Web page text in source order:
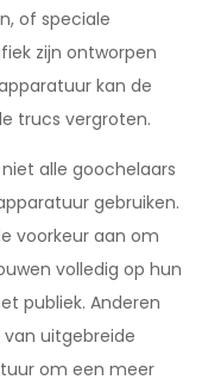
of speciale
zijn ontworpen
kan de
trucs vergroten.
alle goochelaars
gebruiken.
voorkeur aan om
volledig op hun
publiek. Anderen
uitgebreide
om een meer